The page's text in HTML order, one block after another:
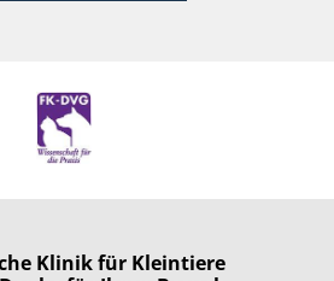
Klinik für Kleintiere